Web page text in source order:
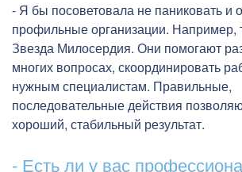
- Я бы посоветовала не паниковать и
профильные организации. Например,
Звезда Милосердия. Они помогают
многих вопросах, скоординировать
нужным специалистам. Правильные,
последовательные действия
хороший, стабильный результат.
- Есть ли у вас